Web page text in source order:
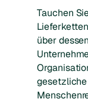
Tauchen
über